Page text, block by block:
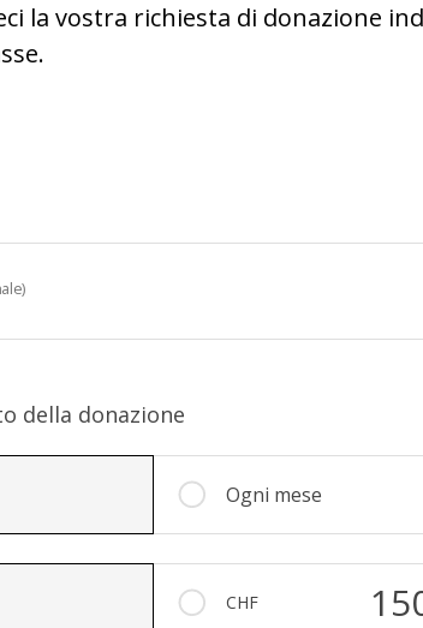
la vostra richiesta di donazione
della donazione
Ogni mese
CHF